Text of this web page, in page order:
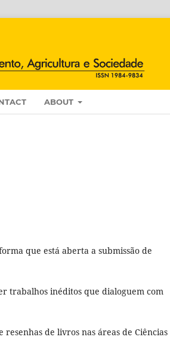
ABOUT
que está aberta a submissão de
trabalhos inéditos que dialoguem com
de livros nas áreas de Ciências